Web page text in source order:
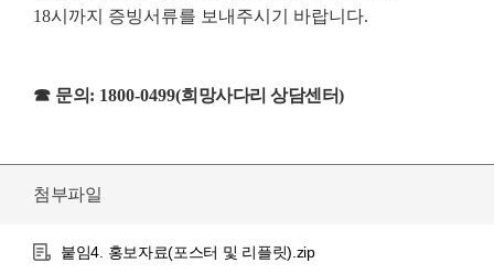
18시까지 증빙서류를 보내주시기 바랍니다.
☎ 문의 : 1800-0499(희망사다리 상담센터)
첨부파일
붙임4. 홍보자료(포스터 및 리플릿).zip